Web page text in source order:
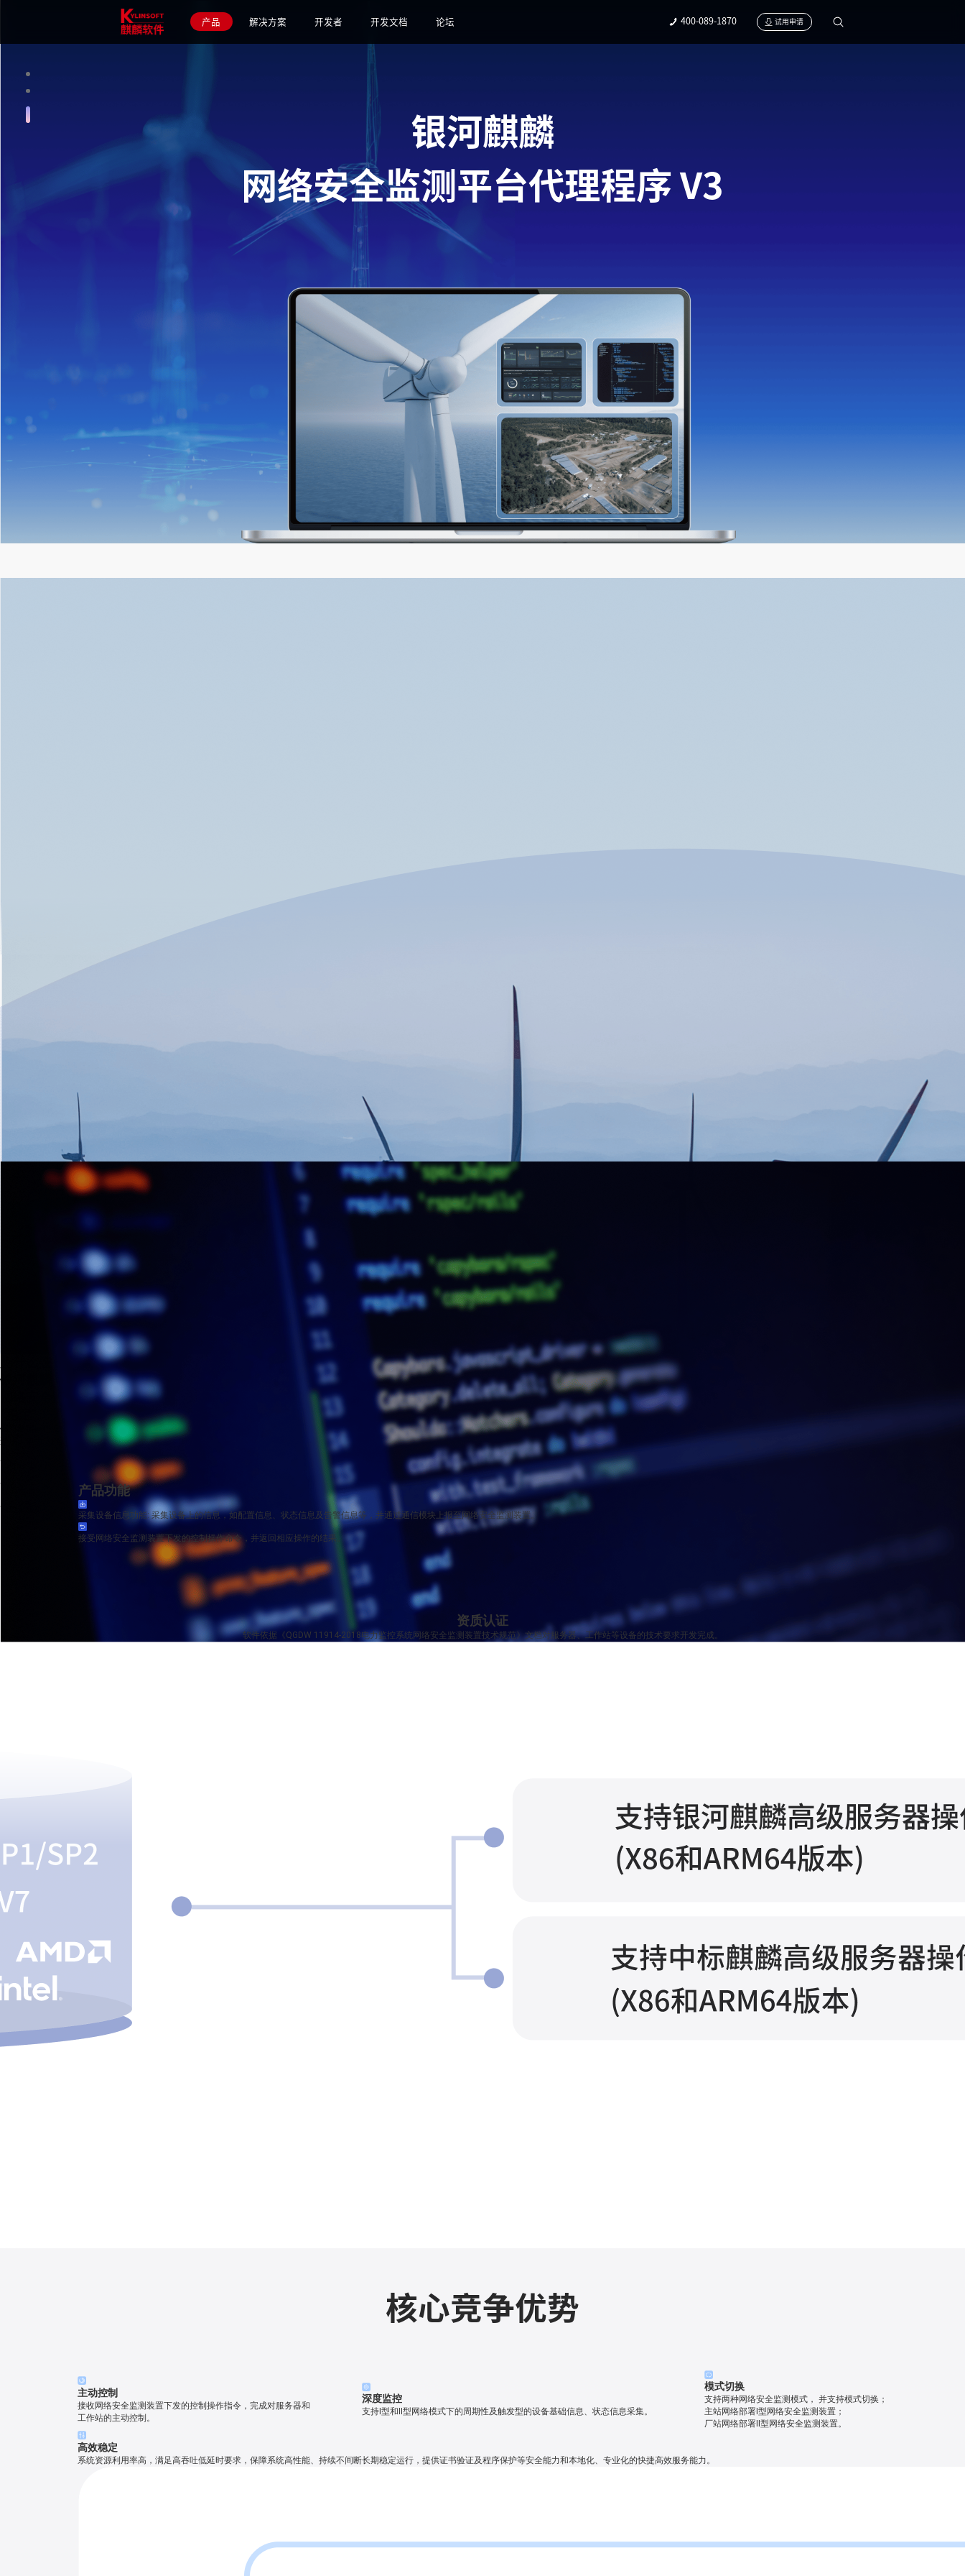
400-089-1870 试用申请
产品 解决方案 开发者 开发文档 论坛
银河麒麟
网络安全监测平台代理程序 V3
银河麒麟
网络安全监测平台代理程序
银河麒麟网络安全监测平台代理程序 V3 是部署在服务器操作系统之上的安全事件采集程序，
适用于电力等能源行业I型网络及II型网络安全监测装置部署;
高可靠性
高安全性
高质量服务
产品功能
采集设备信息功能: 采集设备上的信息，如配置信息、状态信息及告警信息等，并通过通信模块上报至网络安全监测装置。
接受网络安全监测装置下发的控制操作命令，并返回相应操作的结果。
资质认证
软件依据《QGDW 11914-2018电力监控系统网络安全监测装置技术规范》文档对服务器、工作站等设备的技术要求开发完成。
核心竞争优势
主动控制
接收网络安全监测装置下发的控制操作指令，完成对服务器和
工作站的主动控制。
深度监控
支持I型和II型网络模式下的周期性及触发型的设备基础信息、状态信息采集。
模式切换
支持两种网络安全监测模式， 并支持模式切换；
主站网络部署I型网络安全监测装置；
厂站网络部署II型网络安全监测装置。
高效稳定
系统资源利用率高，满足高吞吐低延时要求，保障系统高性能、持续不间断长期稳定运行，提供证书验证及程序保护等安全能力和本地化、专业化的快捷高效服务能力。